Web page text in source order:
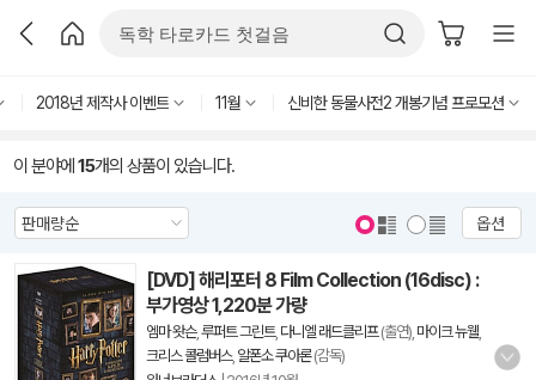
2018년 제작사 이벤트 11월 신비한 동물사전2 개봉기념 프로모션
이 분야에 15개의 상품이 있습니다.
옵션
[DVD] 해리포터 8 Film Collection (16disc) :
부가영상 1,220분 가량
엠마 왓슨, 루퍼트 그린트, 다니엘 래드클리프(출연), 마이크 뉴웰
크리스 콜럼버스, 알폰소 쿠아론(감독)